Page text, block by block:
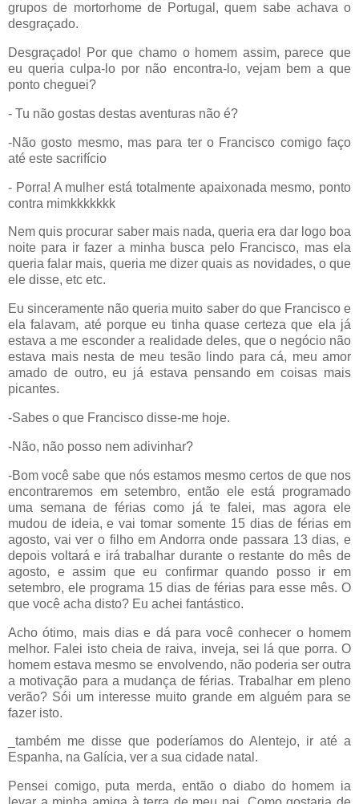
grupos de mortorhome de Portugal, quem sabe achava o
desgraçado.
Desgraçado! Por que chamo o homem assim, parece que
eu queria culpa-lo por não encontra-lo, vejam bem a que
ponto cheguei?
- Tu não gostas destas aventuras não é?
-Não gosto mesmo, mas para ter o Francisco comigo faço
até este sacrifício
- Porra! A mulher está totalmente apaixonada mesmo, ponto
contra mimkkkkkkk
Nem quis procurar saber mais nada, queria era dar logo boa
noite para ir fazer a minha busca pelo Francisco, mas ela
queria falar mais, queria me dizer quais as novidades, o que
ele disse, etc etc.
Eu sinceramente não queria muito saber do que Francisco e
ela falavam, até porque eu tinha quase certeza que ela já
estava a me esconder a realidade deles, que o negócio não
estava mais nesta de meu tesão lindo para cá, meu amor
amado de outro, eu já estava pensando em coisas mais
picantes.
-Sabes o que Francisco disse-me hoje.
-Não, não posso nem adivinhar?
-Bom você sabe que nós estamos mesmo certos de que nos
encontraremos em setembro, então ele está programado
uma semana de férias como já te falei, mas agora ele
mudou de ideia, e vai tomar somente 15 dias de férias em
agosto, vai ver o filho em Andorra onde passara 13 dias, e
depois voltará e irá trabalhar durante o restante do mês de
agosto, e assim que eu confirmar quando posso ir em
setembro, ele programa 15 dias de férias para esse mês. O
que você acha disto? Eu achei fantástico.
Acho ótimo, mais dias e dá para você conhecer o homem
melhor. Falei isto cheia de raiva, inveja, sei lá que porra. O
homem estava mesmo se envolvendo, não poderia ser outra
a motivação para a mudança de férias. Trabalhar em pleno
verão? Sói um interesse muito grande em alguém para se
fazer isto.
_também me disse que poderíamos do Alentejo, ir até a
Espanha, na Galícia, ver a sua cidade natal.
Pensei comigo, puta merda, então o diabo do homem ia